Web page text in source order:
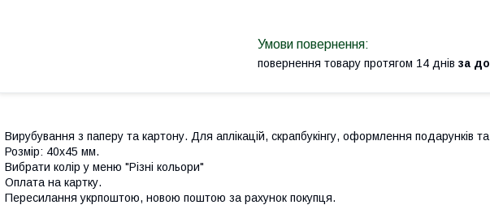
повернення товару протягом 14 днів за
Вирубування з паперу та картону. Для аплікацій, скрапбукінгу, оформлення подарунків та
Розмір: 40х45 мм.
Вибрати колір у меню "Різні кольори"
Оплата на картку.
Пересилання укрпоштою, новою поштою за рахунок покупця.